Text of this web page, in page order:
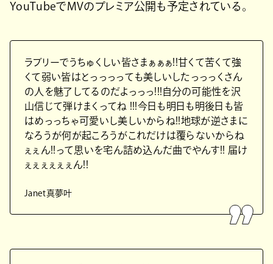
YouTubeでMVのプレミア公開も予定されている。
ラブリーでうちゅくしい皆さまぁぁぁ!!甘くて苦くて強
くて弱い皆はとっっっっても美しいしたっっっくさん
の人を魅了してるのだよっっっ!!!自分の可能性を沢
山信じて弾けまくってね !!!今日も明日も明後日も皆
はめっっちゃ可愛いし美しいからね!!地球が逆さまに
なろうが何が起ころうがこれだけは覆らないからね
ぇぇん!!って思いを宅ん詰め込んだ曲でやんす!! 届け
ぇぇぇぇぇぇん!!
Janet真夢叶